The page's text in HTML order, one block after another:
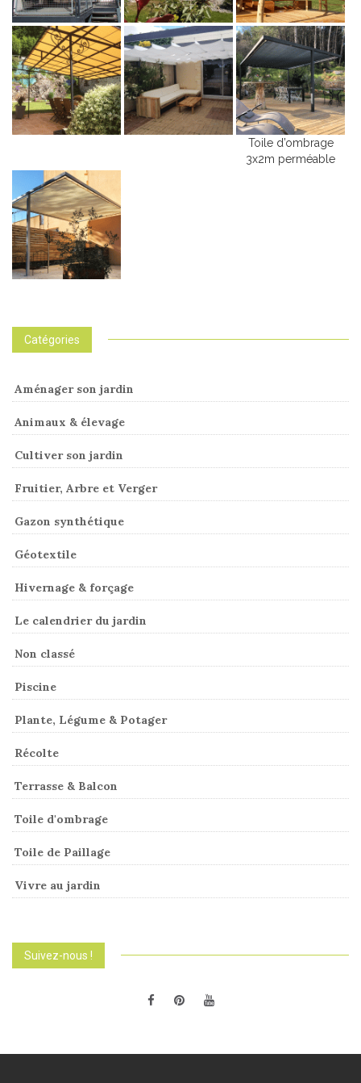
Toile d’ombrage
3x2m perméable
Catégories
Aménager son jardin
Animaux & élevage
Cultiver son jardin
Fruitier, Arbre et Verger
Gazon synthétique
Géotextile
Hivernage & forçage
Le calendrier du jardin
Non classé
Piscine
Plante, Légume & Potager
Récolte
Terrasse & Balcon
Toile d'ombrage
Toile de Paillage
Vivre au jardin
Suivez-nous !